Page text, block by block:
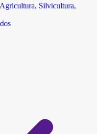
Silvicultura,